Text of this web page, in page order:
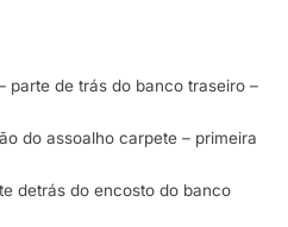
parte de trás do banco traseiro –
do assoalho carpete – primeira
detrás do encosto do banco